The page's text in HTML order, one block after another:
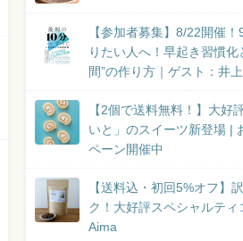
【参加者募集】8/22開催
りたい人へ！早起き習慣化
間”の作り方｜ゲスト：井
【2個で送料無料！】大好
いと」のスイーツ新登場 |
ペーン開催中
【送料込・初回5%オフ】
ク！大好評スペシャルティ
Aima